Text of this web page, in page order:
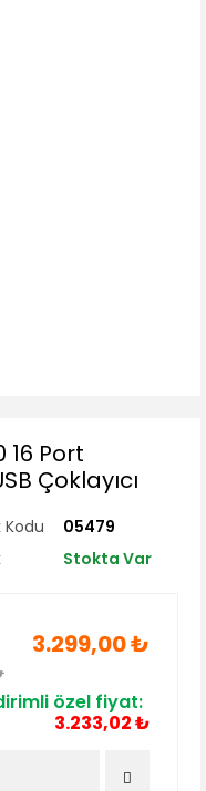
16 Port
Çoklayıcı
Kodu
05479
Stokta Var
3.299,00 ₺
özel fiyat:
3.233,02 ₺